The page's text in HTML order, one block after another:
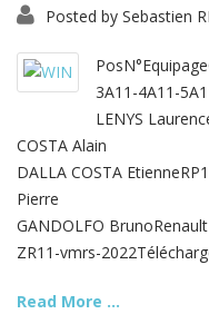
Posted by Sebastien
3A11-4A11-
LENYS
COSTA Alain
DALLA COSTA
Pierre
GANDOLFO
ZR11-vmrs-
Read More ...